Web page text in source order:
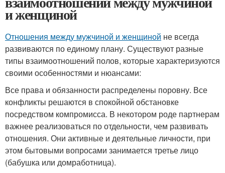
и женщиной
Отношения между мужчиной и женщиной не всегда
развиваются по единому плану. Существуют разные
типы взаимоотношений полов, которые характеризуются
своими особенностями и нюансами:
Все права и обязанности распределены поровну. Все
конфликты решаются в спокойной обстановке
посредством компромисса. В некотором роде партнерам
важнее реализоваться по отдельности, чем развивать
отношения. Они активные и деятельные личности, при
этом бытовыми вопросами занимается третье лицо
(бабушка или домработница).